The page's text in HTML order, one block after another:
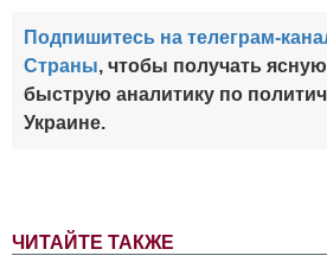
ЧИТАЙТЕ ТАКЖЕ
Подпишитесь на телеграм-
Страны, чтобы получать
быструю аналитику по
Украине.